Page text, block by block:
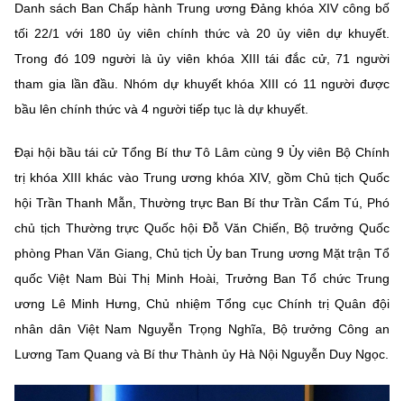
Bưu chính, Viễn thông
Sở hữu trí tuệ
Tiêu chuẩn, đo lường, chất lượng
Năng lượng nguyên tử
Tin địa phương
Văn bản chỉ đạo điều hành
Lấy ý kiến người dân về dự thảo VBQPPL
MST IOFFICE
THỐNG KÊ
Khoa học và Công nghệ
Đổi mới sáng tạo
Bưu chính, Viễn thông
Sở hữu trí tuệ
Tiêu chuẩn, đo lường, chất lượng
Năng lượng nguyên tử
Khác
Infographic
Voice
Danh sách Ban Chấp hành Trung ương Đảng khóa XIV công bố
tối 22/1 với 180 ủy viên chính thức và 20 ủy viên dự khuyết.
Trong đó 109 người là ủy viên khóa XIII tái đắc cử, 71 người
tham gia lần đầu. Nhóm dự khuyết khóa XIII có 11 người được
bầu lên chính thức và 4 người tiếp tục là dự khuyết.
Đại hội bầu tái cử Tổng Bí thư Tô Lâm cùng 9 Ủy viên Bộ Chính
trị khóa XIII khác vào Trung ương khóa XIV, gồm Chủ tịch Quốc
hội Trần Thanh Mẫn, Thường trực Ban Bí thư Trần Cẩm Tú, Phó
chủ tịch Thường trực Quốc hội Đỗ Văn Chiến, Bộ trưởng Quốc
phòng Phan Văn Giang, Chủ tịch Ủy ban Trung ương Mặt trận Tổ
quốc Việt Nam Bùi Thị Minh Hoài, Trưởng Ban Tổ chức Trung
ương Lê Minh Hưng, Chủ nhiệm Tổng cục Chính trị Quân đội
nhân dân Việt Nam Nguyễn Trọng Nghĩa, Bộ trưởng Công an
Lương Tam Quang và Bí thư Thành ủy Hà Nội Nguyễn Duy Ngọc.